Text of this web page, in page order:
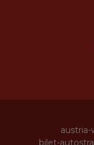
austria-
bilet-